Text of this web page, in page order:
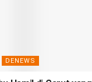
DENEWS